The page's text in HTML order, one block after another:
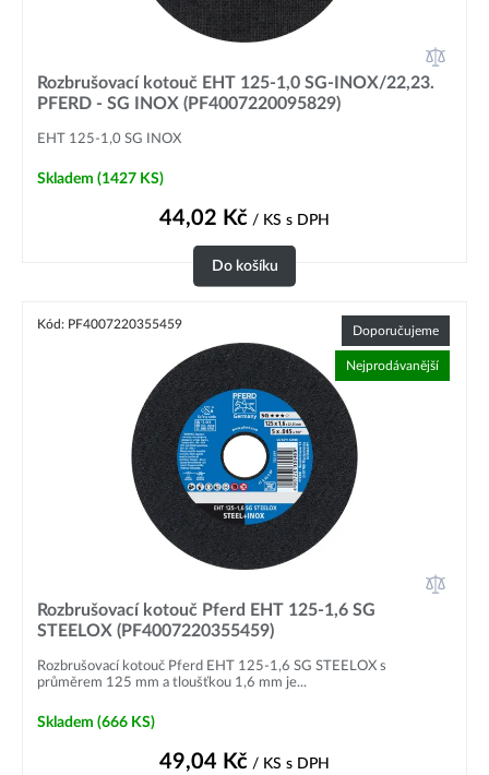
Rozbrušovací kotouč EHT 125-1,0 SG-INOX/22,23.
PFERD - SG INOX (PF4007220095829)
EHT 125-1,0 SG INOX
Skladem (1427 KS)
44,02 Kč / KS s DPH
Do košíku
Kód: PF4007220355459 Doporučujeme
Nejprodávanější
Rozbrušovací kotouč Pferd EHT 125-1,6 SG
STEELOX (PF4007220355459)
Rozbrušovací kotouč Pferd EHT 125-1,6 SG STEELOX s
průměrem 125 mm a tloušťkou 1,6 mm je...
Skladem (666 KS)
49,04 Kč / KS s DPH